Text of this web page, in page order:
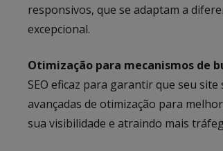
responsivos, que se adaptam a
excepcional.
Otimização para mecanismos de
SEO eficaz para garantir que seu
avançadas de otimização para
sua visibilidade e atraindo mais